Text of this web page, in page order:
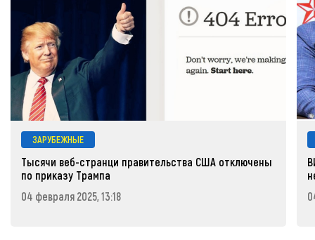
ЗАРУБЕЖНЫЕ
Тысячи веб-странци правительства США отключены
по приказу Трампа
04 февраля 2025, 13:18